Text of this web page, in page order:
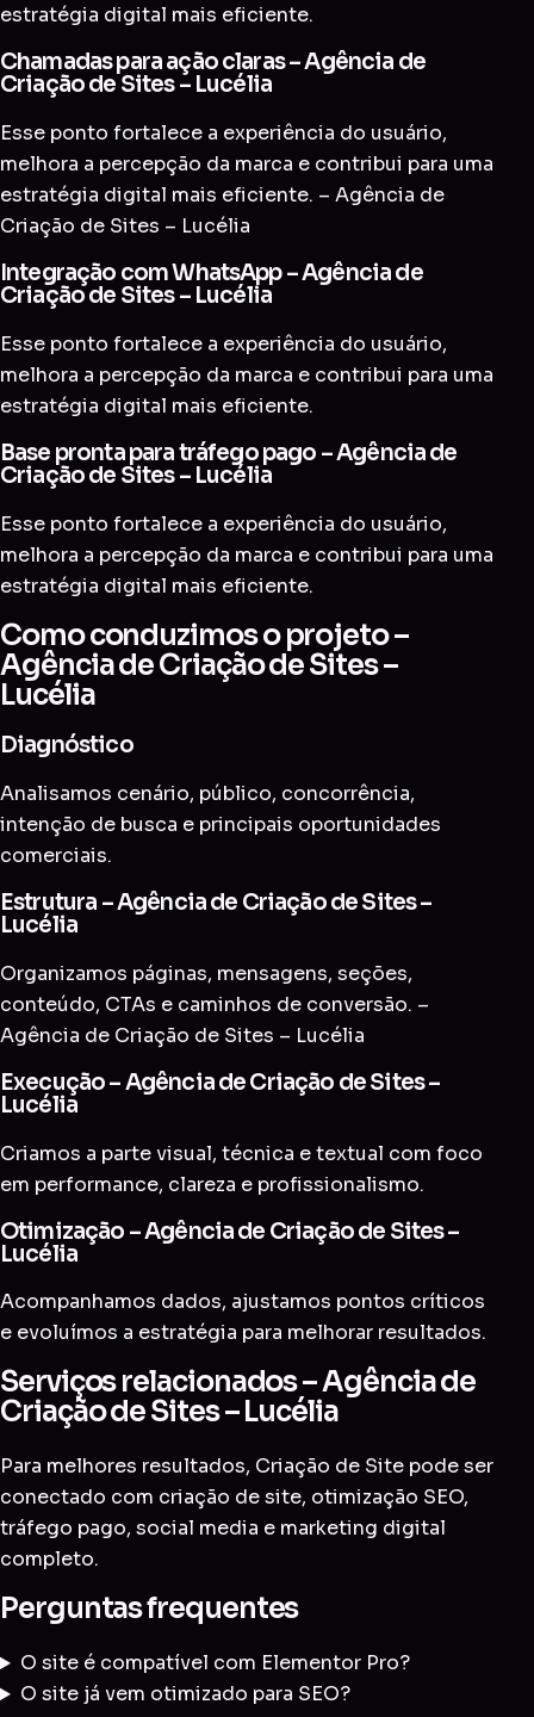
estratégia digital mais eficiente.
Chamadas para ação claras – Agência de
Criação de Sites – Lucélia
Esse ponto fortalece a experiência do usuário,
melhora a percepção da marca e contribui para uma
estratégia digital mais eficiente. – Agência de
Criação de Sites – Lucélia
Integração com WhatsApp – Agência de
Criação de Sites – Lucélia
Esse ponto fortalece a experiência do usuário,
melhora a percepção da marca e contribui para uma
estratégia digital mais eficiente.
Base pronta para tráfego pago – Agência de
Criação de Sites – Lucélia
Esse ponto fortalece a experiência do usuário,
melhora a percepção da marca e contribui para uma
estratégia digital mais eficiente.
Como conduzimos o projeto –
Agência de Criação de Sites –
Lucélia
Diagnóstico
Analisamos cenário, público, concorrência,
intenção de busca e principais oportunidades
comerciais.
Estrutura – Agência de Criação de Sites –
Lucélia
Organizamos páginas, mensagens, seções,
conteúdo, CTAs e caminhos de conversão. –
Agência de Criação de Sites – Lucélia
Execução – Agência de Criação de Sites –
Lucélia
Criamos a parte visual, técnica e textual com foco
em performance, clareza e profissionalismo.
Otimização – Agência de Criação de Sites –
Lucélia
Acompanhamos dados, ajustamos pontos críticos
e evoluímos a estratégia para melhorar resultados.
Serviços relacionados – Agência de
Criação de Sites – Lucélia
Para melhores resultados, Criação de Site pode ser
conectado com criação de site, otimização SEO,
tráfego pago, social media e marketing digital
completo.
Perguntas frequentes
O site é compatível com Elementor Pro?
O site já vem otimizado para SEO?